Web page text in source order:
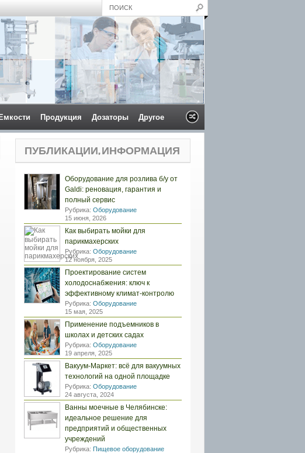
Емкости Продукция Дозаторы Другое
ПУБЛИКАЦИИ, ИНФОРМАЦИЯ
Оборудование для розлива б/у от
Galdi: реновация, гарантия и
полный сервис
Рубрика: Оборудование
15 июня, 2026
Как выбирать мойки для
парикмахерских
Рубрика: Оборудование
12 ноября, 2025
Проектирование систем
холодоснабжения: ключ к
эффективному климат-контролю
Рубрика: Оборудование
15 мая, 2025
Применение подъемников в
школах и детских садах
Рубрика: Оборудование
19 апреля, 2025
Вакуум-Маркет: всё для вакуумных
технологий на одной площадке
Рубрика: Оборудование
24 августа, 2024
Ванны моечные в Челябинске:
идеальное решение для
предприятий и общественных
учреждений
Рубрика: Пищевое оборудование